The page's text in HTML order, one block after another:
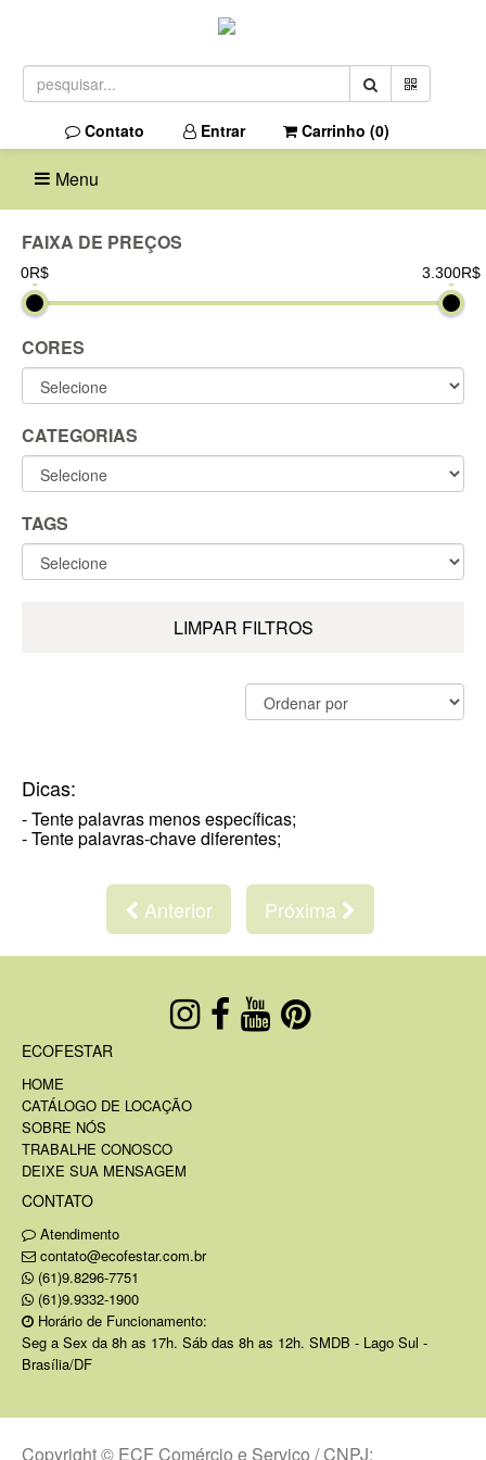
Contato Entrar Carrinho (0)
Menu
FAIXA DE PREÇOS
0R$ 3.300R$
CORES
CATEGORIAS
TAGS
LIMPAR FILTROS
Dicas:
- Tente palavras menos específicas;
- Tente palavras-chave diferentes;
Anterior Próxima
ECOFESTAR
HOME
CATÁLOGO DE LOCAÇÃO
SOBRE NÓS
TRABALHE CONOSCO
DEIXE SUA MENSAGEM
CONTATO
Atendimento
contato@ecofestar.com.br
(61)9.8296-7751
(61)9.9332-1900
Horário de Funcionamento:
Seg a Sex da 8h as 17h. Sáb das 8h as 12h. SMDB - Lago Sul -
Brasília/DF
Copyright © ECF Comércio e Serviço / CNPJ: